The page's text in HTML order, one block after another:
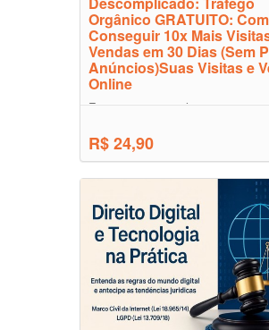
Orgânico GRATUITO:
Conseguir 10x Mais
Vendas em 30 Dias (Sem
Anúncios)Suas Visitas e
Online
Este curso completo ensina
para impulsionar seu tráfego
conteúdo relevante, otimizar sua
online e co...
R$ 24,90